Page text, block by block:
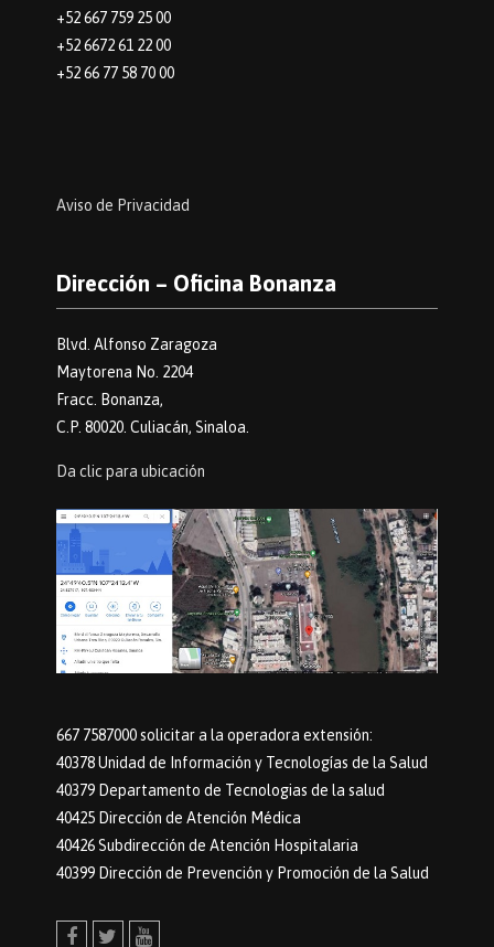
+52 667 759 25 00
+52 6672 61 22 00
+52 66 77 58 70 00
Aviso de Privacidad
Dirección – Oficina Bonanza
Blvd. Alfonso Zaragoza
Maytorena No. 2204
Fracc. Bonanza,
C.P. 80020. Culiacán, Sinaloa.
Da clic para ubicación
667 7587000 solicitar a la operadora extensión:
40378 Unidad de Información y Tecnologías de la Salud
40379 Departamento de Tecnologias de la salud
40425 Dirección de Atención Médica
40426 Subdirección de Atención Hospitalaria
40399 Dirección de Prevención y Promoción de la Salud